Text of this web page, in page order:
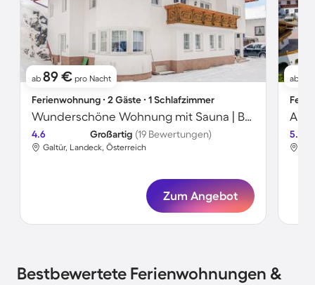
ab 89 € pro Nacht
Ferienwohnung ∙ 2 Gäste ∙ 1 Schlafzimmer
Wunderschöne Wohnung mit Sauna | Bergblick
4.6 Großartig (19 Bewertungen)
Galtür, Landeck, Österreich
Zum Angebot
ab
5.0
Bestbewertete Ferienwohnungen &